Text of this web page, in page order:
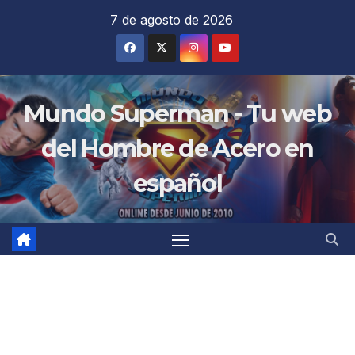
7 de agosto de 2026
Mundo Superman - Tu web
del Hombre de Acero en
español